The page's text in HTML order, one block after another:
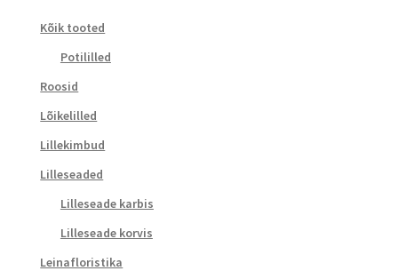
Kõik tooted
Potililled
Roosid
Lõikelilled
Lillekimbud
Lilleseaded
Lilleseade karbis
Lilleseade korvis
Leinafloristika